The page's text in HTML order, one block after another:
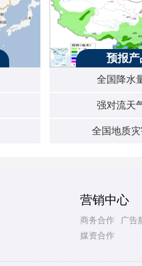
预报产
全国降水
强对流天
全国地质
营销中心
商务合作
广告
媒资合作